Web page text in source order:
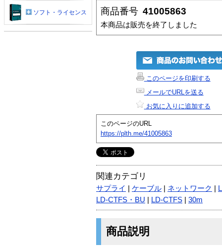
商品番号 41005863
本商品は販売を終了しました
このページを印刷する
メールでURLを送る
お気に入りに追加する
このページのURL
https://plth.me/41005863
関連カテゴリ
サプライ ケーブル ネットワーク
LD-CTFS・BU
LD-CTFS 30m
商品説明
ソフト・ライセンス